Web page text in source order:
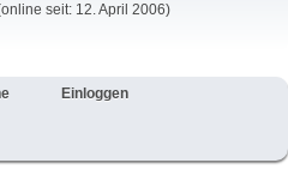
seit: 12. April 2006)
Einloggen